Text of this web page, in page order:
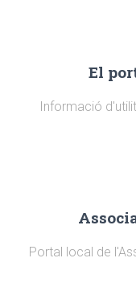
El
Informació
Portal local de